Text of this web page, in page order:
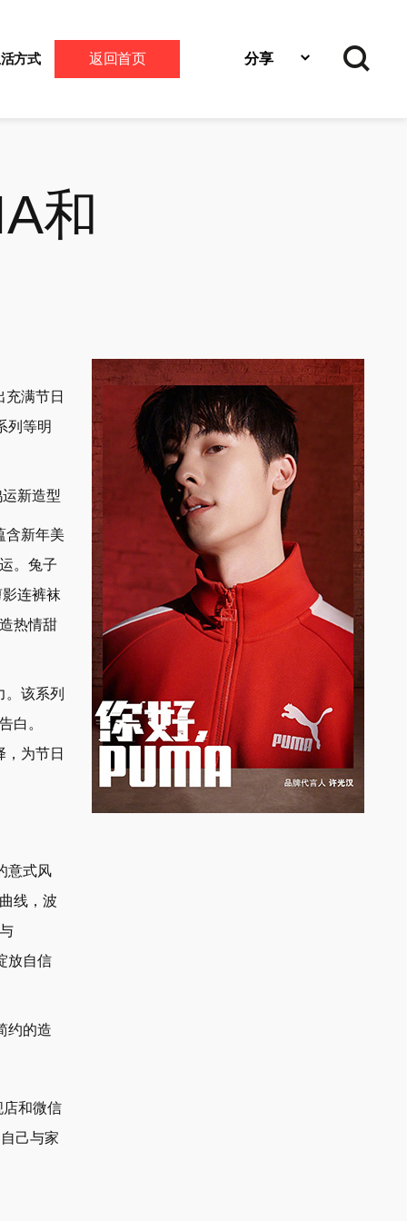
方式 时尚资讯
返回首页 分享
和
满节日
列等明
新造型
新年美
。兔子
连裤袜
热情甜
该系列
白。
为节日
意式风
线，波
放自信
约的造
和微信
己与家